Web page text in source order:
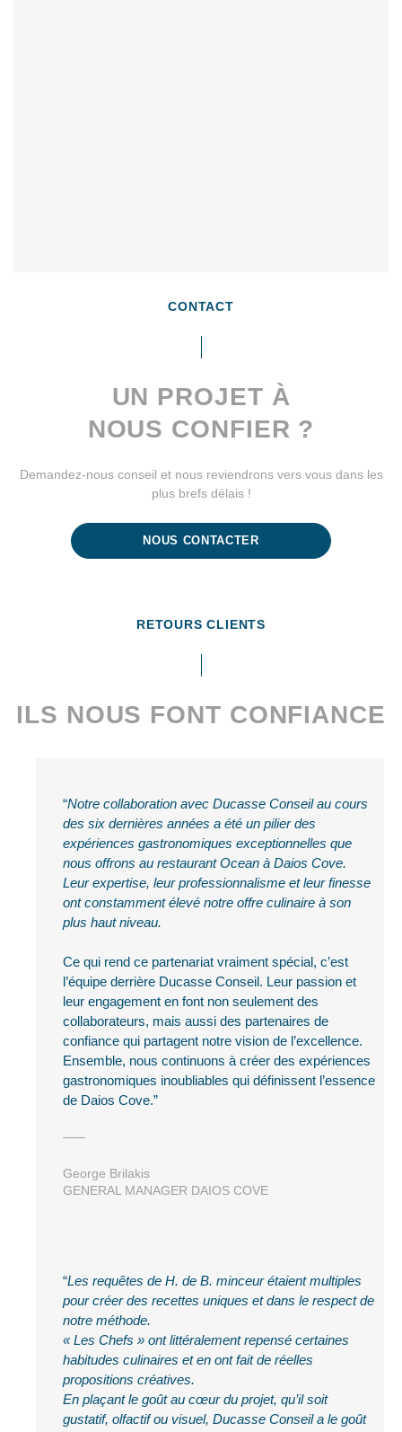
CONTACT
UN PROJET À
NOUS CONFIER ?
Demandez-nous conseil et nous reviendrons vers vous dans les
plus brefs délais !
NOUS CONTACTER
RETOURS CLIENTS
ILS NOUS FONT CONFIANCE
Notre collaboration avec Ducasse Conseil au cours
des six dernières années a été un pilier des
expériences gastronomiques exceptionnelles que
nous offrons au restaurant Ocean à Daios Cove.
Leur expertise, leur professionnalisme et leur finesse
ont constamment élevé notre offre culinaire à son
plus haut niveau.
Ce qui rend ce partenariat vraiment spécial, c’est
l’équipe derrière Ducasse Conseil. Leur passion et
leur engagement en font non seulement des
collaborateurs, mais aussi des partenaires de
confiance qui partagent notre vision de l’excellence.
Ensemble, nous continuons à créer des expériences
gastronomiques inoubliables qui définissent l’essence
de Daios Cove.
George Brilakis
GENERAL MANAGER DAIOS COVE
Les requêtes de H. de B. minceur étaient multiples
pour créer des recettes uniques et dans le respect de
notre méthode.
« Les Chefs » ont littéralement repensé certaines
habitudes culinaires et en ont fait de réelles
propositions créatives.
En plaçant le goût au cœur du projet, qu’il soit
gustatif, olfactif ou visuel, Ducasse Conseil a le goût